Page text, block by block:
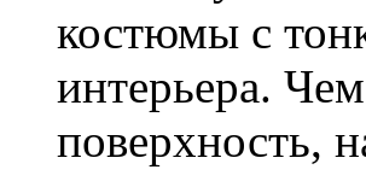
костюмы с
интерьера.
поверхность,